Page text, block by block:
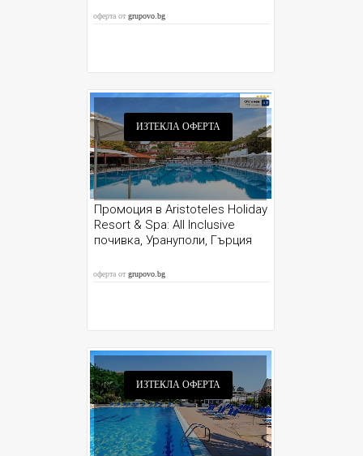
оферта отgrupovo.bg
ИЗТЕКЛА ОФЕРТА
Промоция в Aristoteles Holiday
Resort & Spa: All Inclusive
почивка, Урануполи, Гърция
оферта отgrupovo.bg
ИЗТЕКЛА ОФЕРТА